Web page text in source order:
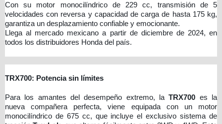
Con su motor monocilíndrico de 229 cc, transmisión de 5
velocidades con reversa y capacidad de carga de hasta 175 kg,
garantiza un desplazamiento confiable y emocionante.
Llegaal mercado mexicano a partir de diciembre de 2024, en
todos los distribuidores Honda del país.
TRX700: Potencia sin límites
Para los amantes del desempeño extremo, laTRX700 es la
nueva compañera perfecta, viene equipada con un motor
monocilíndrico de 675 cc, que incluye el exclusivo sistema de